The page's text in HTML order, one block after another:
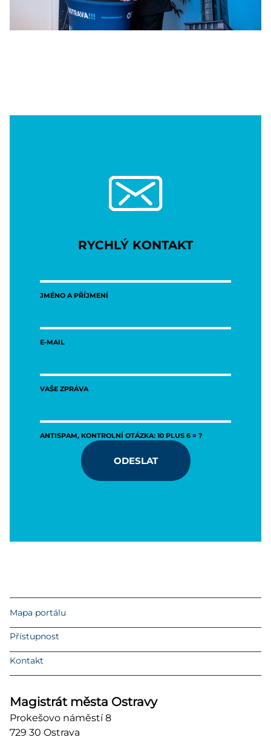
RYCHLÝ KONTAKT
JMÉNO A PŘÍJMENÍ
E-MAIL
VAŠE ZPRÁVA
ANTISPAM, KONTROLNÍ OTÁZKA: 10 PLUS 6 = ?
ODESLAT
Mapa portálu
Přístupnost
Kontakt
Magistrát města Ostravy
Prokešovo náměstí 8
729 30 Ostrava